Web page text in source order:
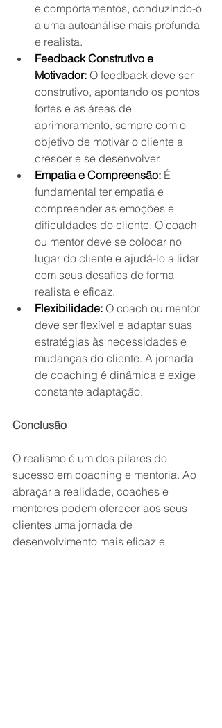
e comportamentos, conduzindo-o
a uma autoanálise mais profunda
e realista.
Feedback Construtivo e
Motivador: O feedback deve ser
construtivo, apontando os pontos
fortes e as áreas de
aprimoramento, sempre com o
objetivo de motivar o cliente a
crescer e se desenvolver.
Empatia e Compreensão: É
fundamental ter empatia e
compreender as emoções e
dificuldades do cliente. O coach
ou mentor deve se colocar no
lugar do cliente e ajudá-lo a lidar
com seus desafios de forma
realista e eficaz.
Flexibilidade: O coach ou mentor
deve ser flexível e adaptar suas
estratégias às necessidades e
mudanças do cliente. A jornada
de coaching é dinâmica e exige
constante adaptação.
Conclusão
O realismo é um dos pilares do
sucesso em coaching e mentoria. Ao
abraçar a realidade, coaches e
mentores podem oferecer aos seus
clientes uma jornada de
desenvolvimento mais eficaz e